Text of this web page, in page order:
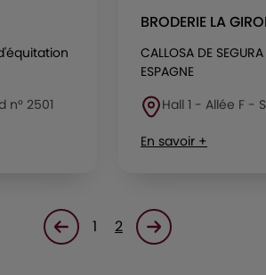
n° 2501
BRODERIE LA
CALLOSA DE
ESPAGNE
Hall 1 - Allée F -
En savoir +
Page précédente
1 2 Page suivante<